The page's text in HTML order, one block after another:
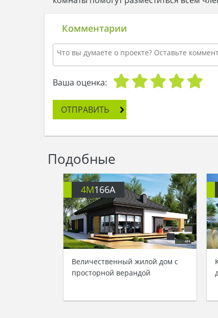
Комментарии
Ваша оценка:
ОТПРАВИТЬ
Подобные
4M166A
Величественный жилой дом с
просторной верандой